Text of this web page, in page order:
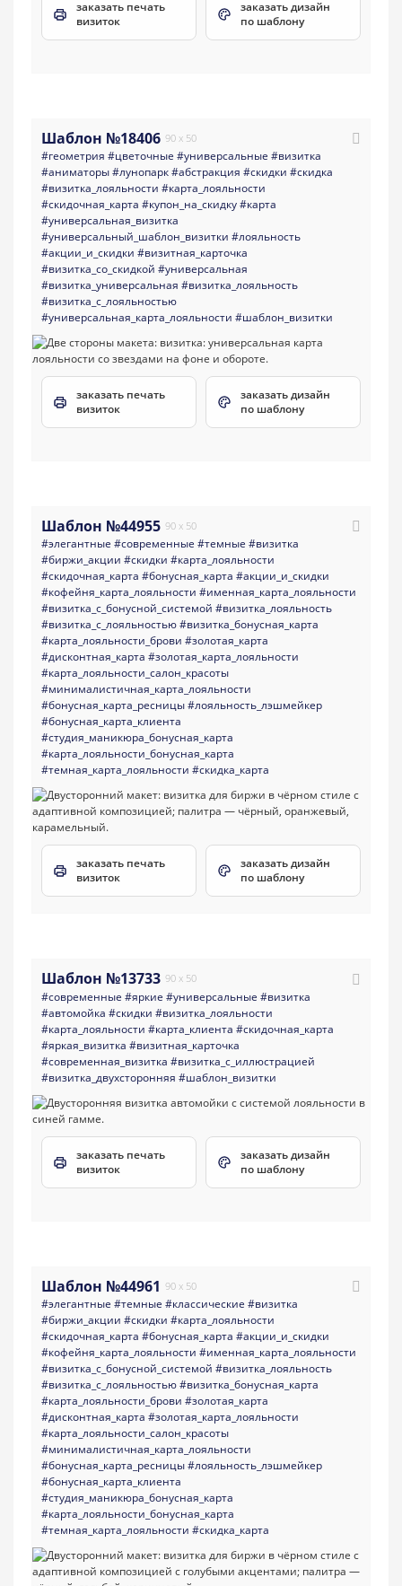
заказать печать
визиток
заказать дизайн
по шаблону
Шаблон №18406 90 x 50
#геометрия #цветочные #универсальные #визитка
#аниматоры#лунопарк#абстракция #скидки #скидка
#визитка_лояльности #карта_лояльности
#скидочная_карта #купон_на_скидку#карта
#универсальная_визитка
#универсальный_шаблон_визитки #лояльность
#акции_и_скидки #визитная_карточка
#визитка_со_скидкой #универсальная
#визитка_универсальная #визитка_лояльность
#визитка_с_лояльностью
#универсальная_карта_лояльности #шаблон_визитки
заказать печать
визиток
заказать дизайн
по шаблону
Шаблон №44955 90 x 50
#элегантные #современные #темные #визитка
#биржи_акции #скидки #карта_лояльности
#скидочная_карта #бонусная_карта #акции_и_скидки
#кофейня_карта_лояльности #именная_карта_лояльности
#визитка_с_бонусной_системой #визитка_лояльность
#визитка_с_лояльностью#визитка_бонусная_карта
#карта_лояльности_брови #золотая_карта
#дисконтная_карта #золотая_карта_лояльности
#карта_лояльности_салон_красоты
#минималистичная_карта_лояльности
#бонусная_карта_ресницы#лояльность_лэшмейкер
#бонусная_карта_клиента
#студия_маникюра_бонусная_карта
#карта_лояльности_бонусная_карта
#темная_карта_лояльности #скидка_карта
заказать печать
визиток
заказать дизайн
по шаблону
Шаблон №13733 90 x 50
#современные #яркие #универсальные #визитка
#автомойка #скидки #визитка_лояльности
#карта_лояльности #карта_клиента #скидочная_карта
#яркая_визитка #визитная_карточка
#современная_визитка #визитка_с_иллюстрацией
#визитка_двухсторонняя #шаблон_визитки
заказать печать
визиток
заказать дизайн
по шаблону
Шаблон №44961 90 x 50
#элегантные #темные #классические #визитка
#биржи_акции #скидки #карта_лояльности
#скидочная_карта #бонусная_карта #акции_и_скидки
#кофейня_карта_лояльности #именная_карта_лояльности
#визитка_с_бонусной_системой #визитка_лояльность
#визитка_с_лояльностью#визитка_бонусная_карта
#карта_лояльности_брови #золотая_карта
#дисконтная_карта #золотая_карта_лояльности
#карта_лояльности_салон_красоты
#минималистичная_карта_лояльности
#бонусная_карта_ресницы#лояльность_лэшмейкер
#бонусная_карта_клиента
#студия_маникюра_бонусная_карта
#карта_лояльности_бонусная_карта
#темная_карта_лояльности #скидка_карта